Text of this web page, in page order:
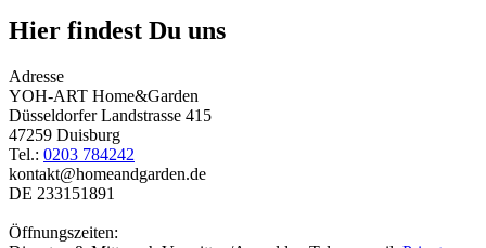
Hier findest Du uns
Adresse
YOH-ART Home&Garden
Düsseldorfer Landstrasse 415
47259 Duisburg
Tel.: 0203 784242
kontakt@homeandgarden.de
DE 233151891
Öffnungszeiten: